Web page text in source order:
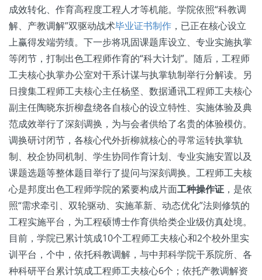
成效转化、作育高程度工程人才等机能。学院依照“科教调
解、产教调解”双驱动战术毕业证书制作 ，已正在核心设立
上赢得发端劳绩。下一步将巩固课题库设立、专业实施执掌
等闭节，打制出色工程师作育的“科大计划”。随后，工程师
工夫核心执掌办公室对干系计谋与执掌轨制举行分解读。另
日搜集工程师工夫核心主任杨坚、数据通讯工程师工夫核心
副主任陶晓东折柳盘绕各自核心的设立特性、实施体验及典
范成效举行了深刻调换，为与会者供给了名贵的体验模仿。
调换研讨闭节，各核心代外折柳就核心的寻常运转执掌轨
制、校企协同机制、学生协同作育计划、专业实施安置以及
课题选题等整体题目举行了提问与深刻调换。工程师工夫核
心是邦度出色工程师学院的紧要构成片面工种操作证 ，是依
照“需求牵引、双轮驱动、实施革新、动态优化”法则修筑的
工程实施平台，为工程硕博士作育供给类企业级仿真处境。
目前，学院已累计筑成10个工程师工夫核心和2个校外里实
训平台，个中，依托科教调解，与中邦科学院干系院所、各
种科研平台累计筑成工程师工夫核心6个；依托产教调解资